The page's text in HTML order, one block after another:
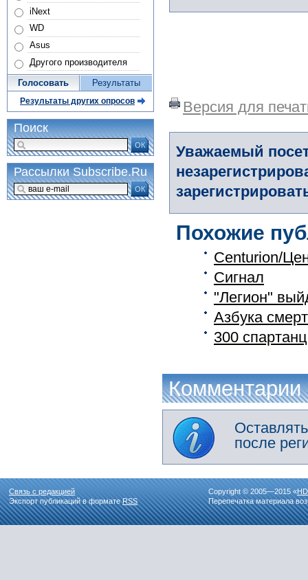
Версия для
Уважаемый
Похожие
Centurion/
Сигнал
"Легион"
Азбука
300
Комментарии
после
iNext
WD
Asus
Другого производителя
Голосовать Результаты
Результаты других опросов
Поиск
ОК
Рассылки Subscribe.Ru
ОК
Связь с редакцией
Экспорт публикаций в форматеRSS
Copyright © 2005—2015 «
Перепечатка материала